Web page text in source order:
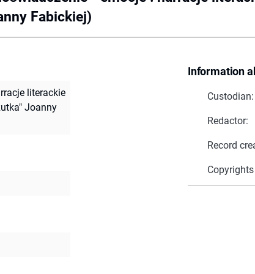
Fabickiej)
Information
Custodian:
Redactor:
Record
literackie
Joanny